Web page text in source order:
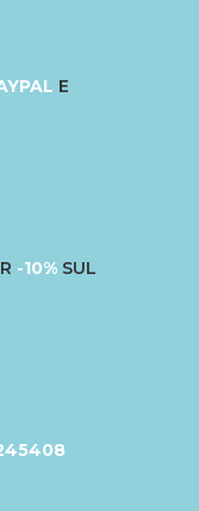
E
-10% SUL